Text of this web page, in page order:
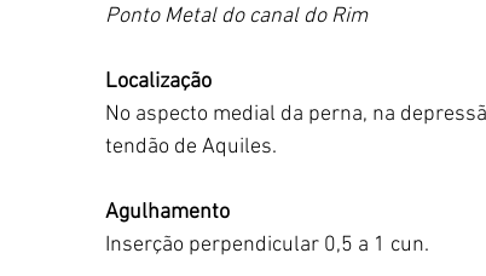
Ponto Metal do canal do Rim
Localização
No aspecto medial da perna, na
tendão de Aquiles.
Agulhamento
Inserção perpendicular 0,5 a 1 cun.